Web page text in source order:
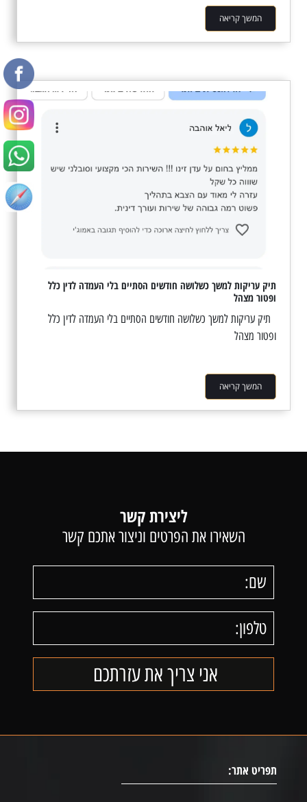
המשך קריאה
תיק עריקות למשך כשלושה חודשים הסתיים בלי העמדה לדין כלל
ופטור מצהל
תיק עריקות למשך כשלושה חודשים הסתיים בלי העמדה לדין כלל
ופטור מצהל
המשך קריאה
ליצירת קשר
השאירו את הפרטים וניצור אתכם קשר
תפריט אתר: